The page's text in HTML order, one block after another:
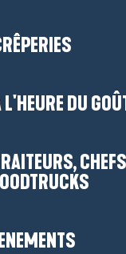
L'HEURE DU
?
ici